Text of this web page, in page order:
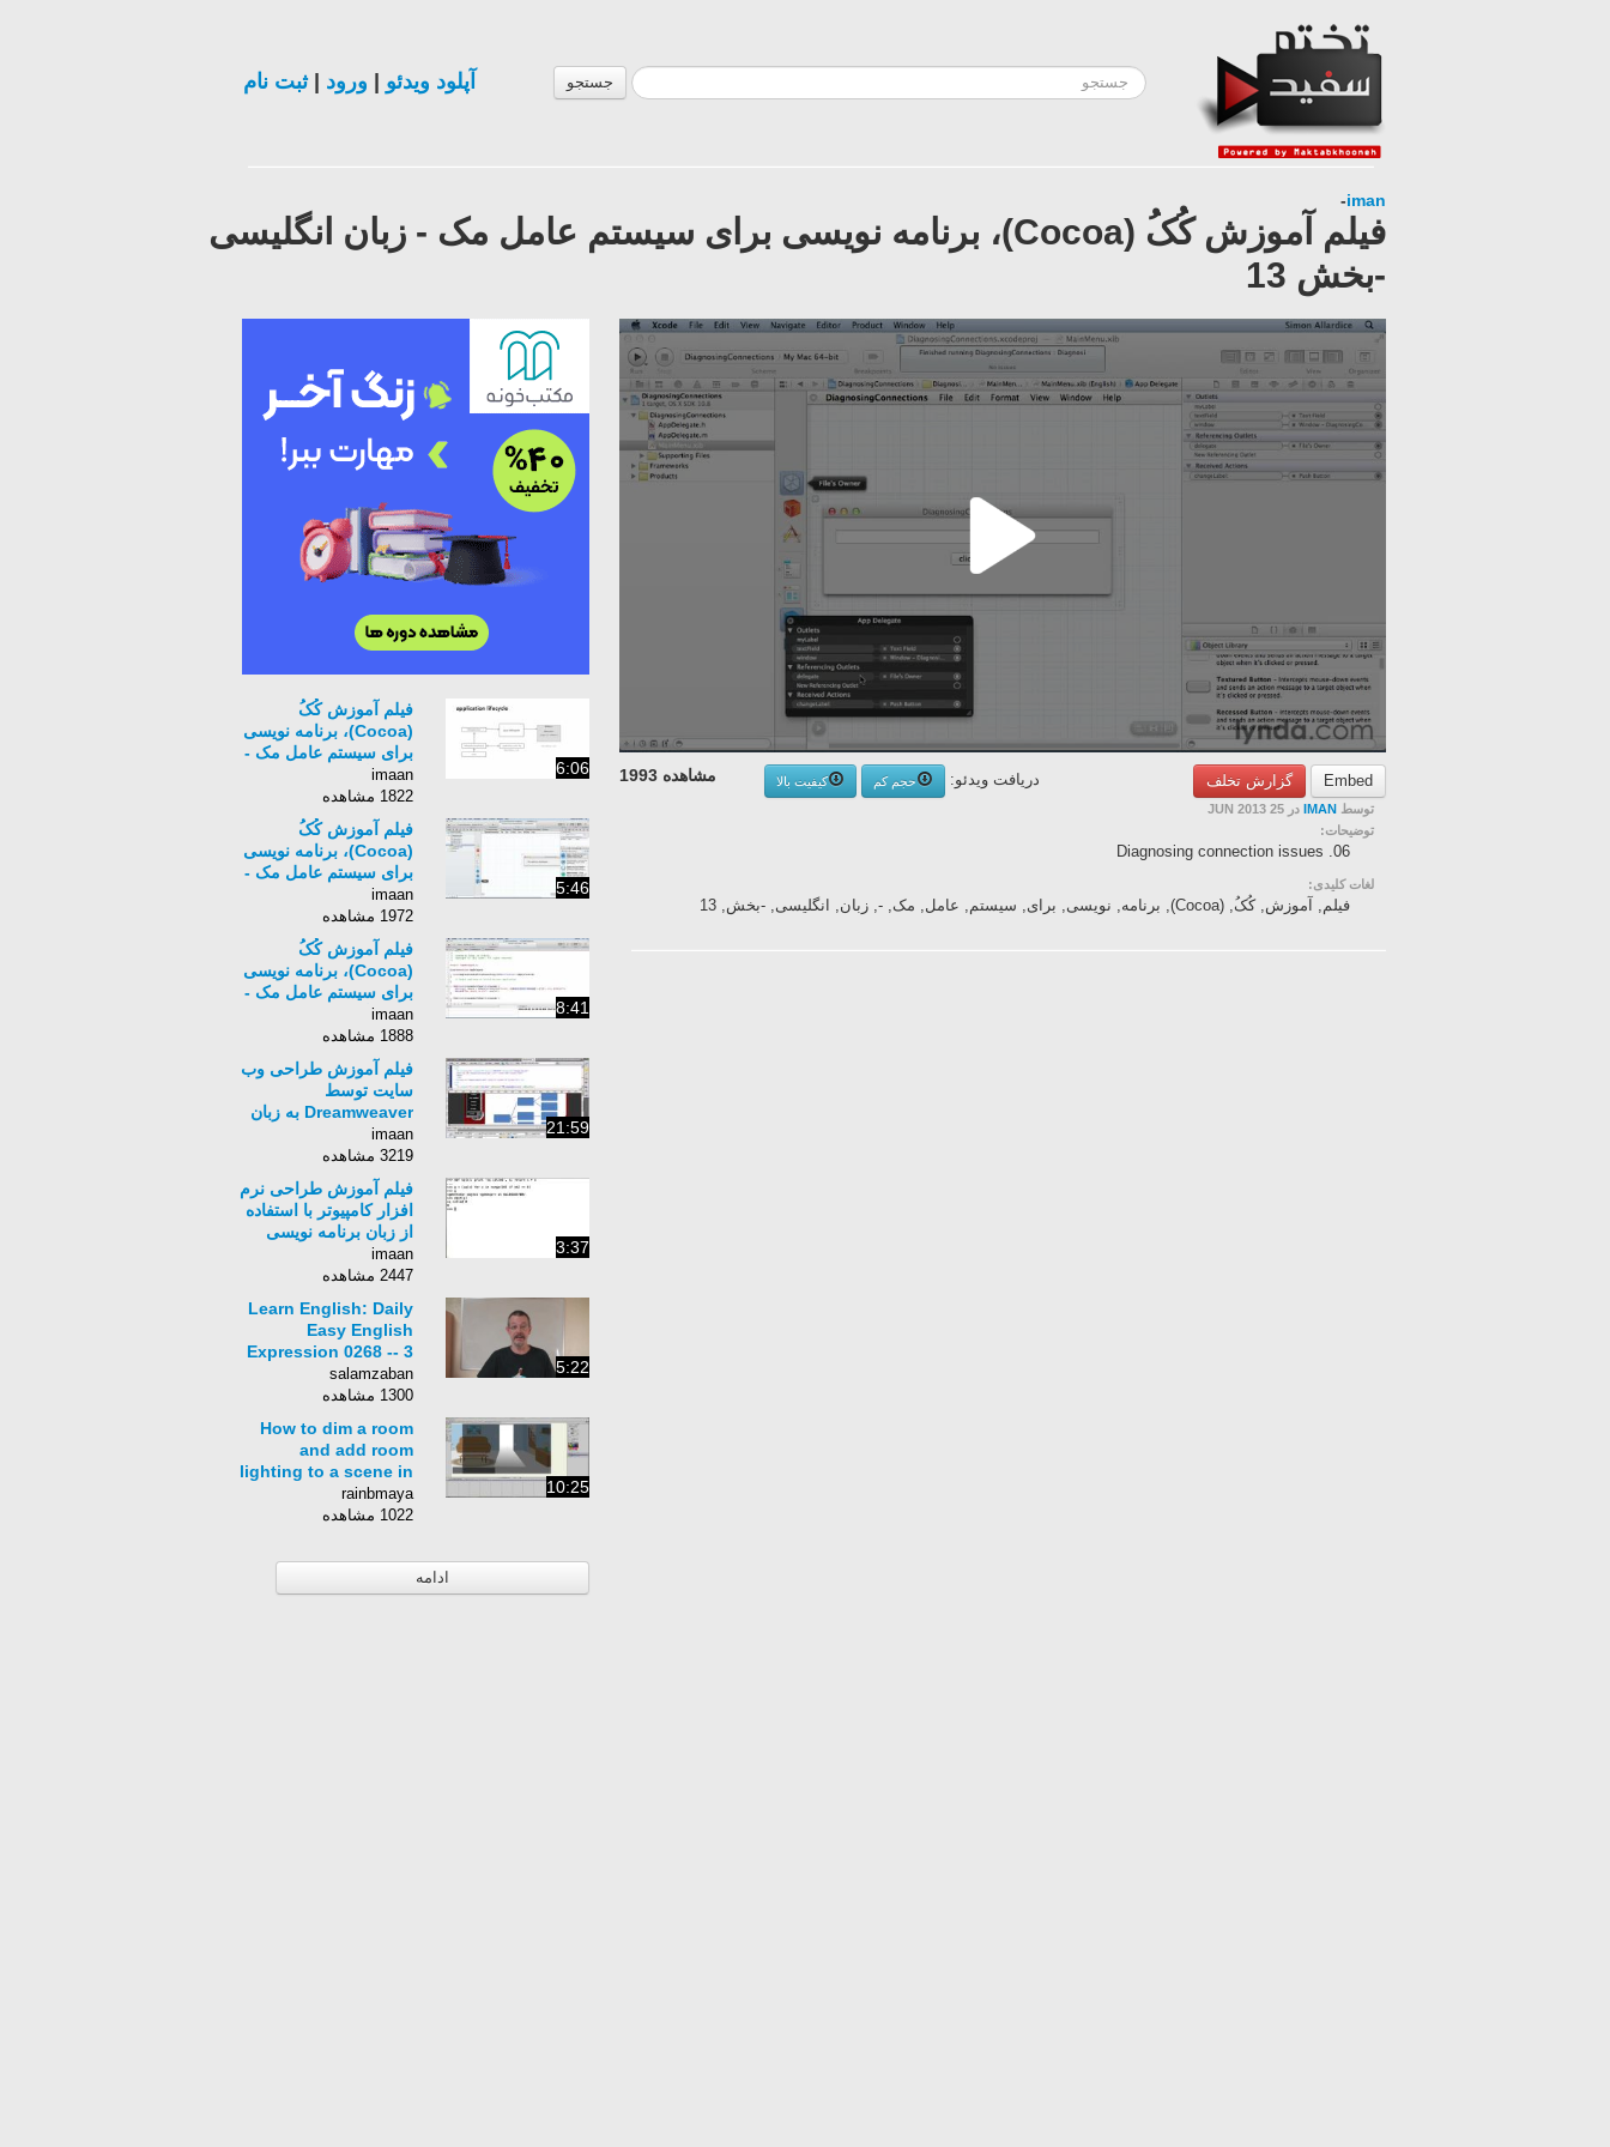
جستجو آپلود ویدئو ورود |ثبت نام
iman
-
فیلم آموزش کُکُ (Cocoa)، برنامه نویسی برای سیستم عامل مک - زبان انگلیسی
-بخش 13
Embed گزارش تخلف مشاهده 1993 دریافت ویدئو: حجم کم
کیفیت بالا
توسط IMAN
در 25 JUN 2013
توضیحات:
06. Diagnosing connection issues
لغات کلیدی:
فیلم, آموزش, کُکُ, (Cocoa), برنامه, نویسی, برای, سیستم, عامل, مک, -, زبان, انگلیسی, -بخش, 13
6:06
فیلم آموزش کُکُ
(Cocoa)، برنامه نویسی
برای سیستم عامل مک -
زبان انگلیسی -بخش 12
imaan
1822 مشاهده
5:46
فیلم آموزش کُکُ
(Cocoa)، برنامه نویسی
برای سیستم عامل مک -
زبان انگلیسی -بخش 14
imaan
1972 مشاهده
8:41
فیلم آموزش کُکُ
(Cocoa)، برنامه نویسی
برای سیستم عامل مک -
زبان انگلیسی -بخش 15
imaan
1888 مشاهده
21:59
فیلم آموزش طراحی وب
سایت توسط
Dreamweaver به زبان
فارسی - قسمت 21
imaan
3219 مشاهده
3:37
فیلم آموزش طراحی نرم
افزار کامپیوتر با استفاده
از زبان برنامه نویسی
زبان انگلیسی - بخش 100
imaan
2447 مشاهده
5:22
Learn English: Daily
Easy English
Expression 0268 -- 3
Minute English
Lesson: hit it off
salamzaban
1300 مشاهده
10:25
How to dim a room
and add room
lighting to a scene in
Anime Studio - MOHO
Pro
rainbmaya
1022 مشاهده
ادامه